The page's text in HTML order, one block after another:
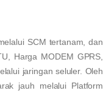
SCM tertanam, dan
Harga MODEM GPRS,
jaringan seluler. Oleh
jauh melalui Platform